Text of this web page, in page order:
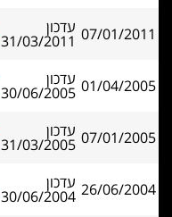
07/01/2011 עדכון
31/03/2011
01/04/2005 עדכון
30/06/2005
07/01/2005 עדכון
31/03/2005
26/06/2004 עדכון
30/06/2004